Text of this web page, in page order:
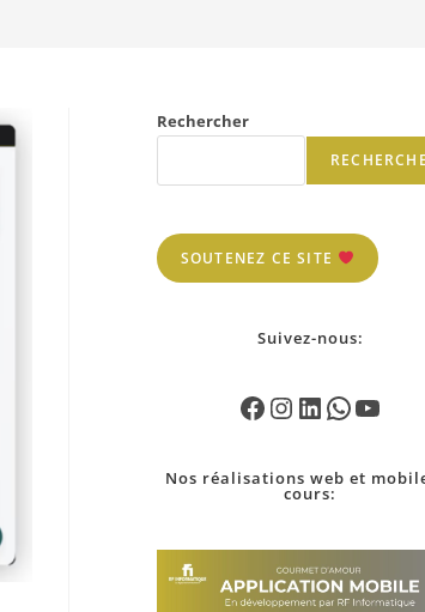
Rechercher
SOUTENEZ CE SITE
Suivez-nous:
Nos réalisationsweb et
cours: